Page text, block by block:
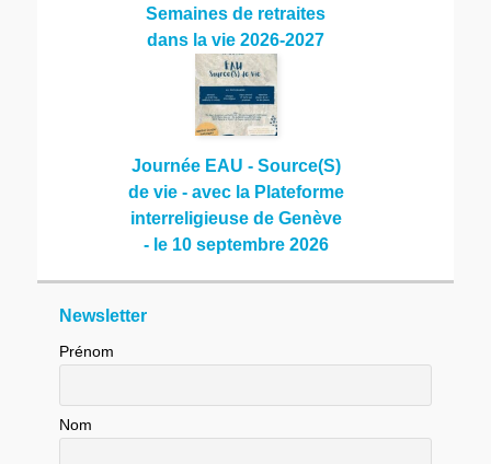
Semaines de retraites
dans la vie 2026-2027
Journée EAU - Source(S)
de vie - avec la Plateforme
interreligieuse de Genève
- le 10 septembre 2026
Newsletter
Prénom
Nom